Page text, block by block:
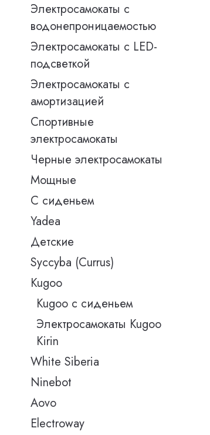
Электросамокаты с
водонепроницаемостью
Электросамокаты с LED-
подсветкой
Электросамокаты с
амортизацией
Спортивные
электросамокаты
Черные электросамокаты
Мощные
С сиденьем
Yadea
Детские
Syccyba (Currus)
Kugoo
Kugoo с сиденьем
Электросамокаты Kugoo
Kirin
White Siberia
Ninebot
Aovo
Electroway